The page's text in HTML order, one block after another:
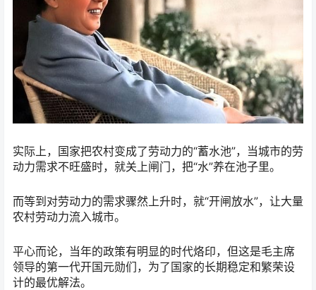
实际上，国家把农村变成了劳动力的“蓄水池”，当城市的劳
动力需求不旺盛时，就关上闸门，把“水”养在池子里。
而等到对劳动力的需求骤然上升时，就“开闸放水”，让大量
农村劳动力流入城市。
平心而论，当年的政策有明显的时代烙印，但这是毛主席
领导的第一代开国元勋们，为了国家的长期稳定和繁荣设
计的最优解法。